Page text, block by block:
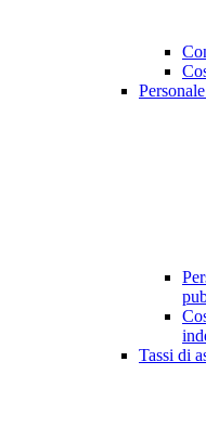
Tassi di